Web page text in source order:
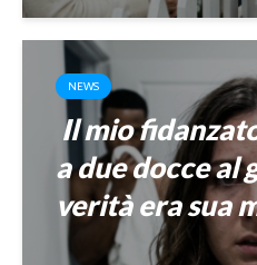
NEWS
Il mio
a due docce al
verità era sua